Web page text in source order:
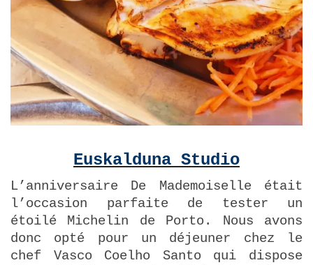
Euskalduna Studio
L’anniversaire De Mademoiselle était
l’occasion parfaite de tester un
étoilé Michelin de Porto. Nous avons
donc opté pour un déjeuner chez le
chef Vasco Coelho Santo qui dispose